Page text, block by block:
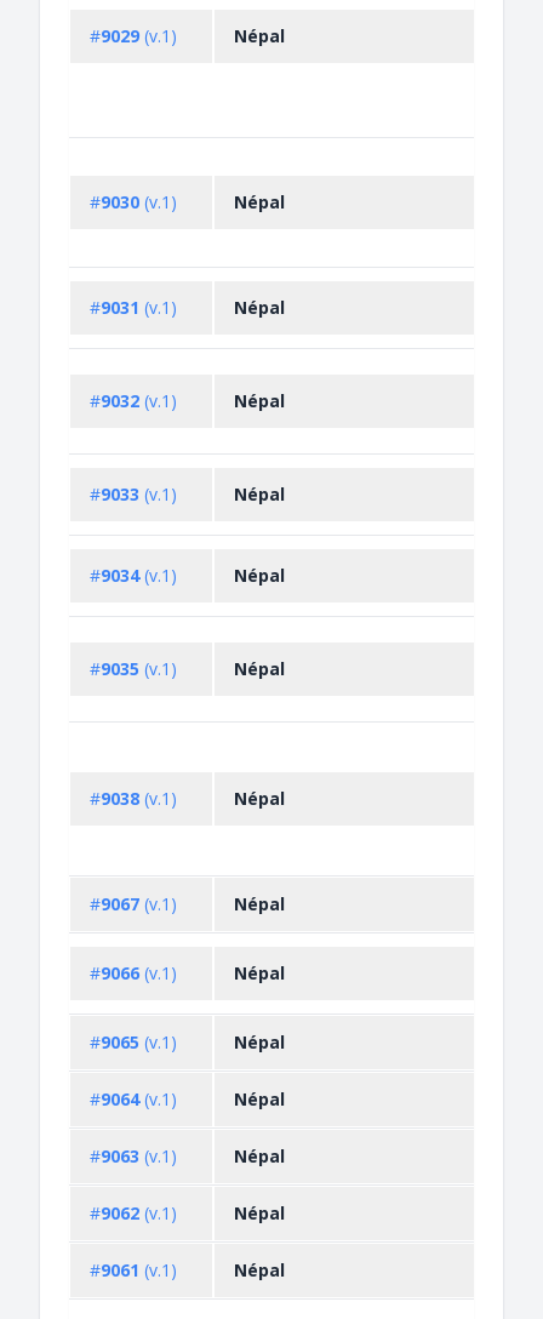
#9029 (v.1) Népal
#9030 (v.1) Népal
#9031 (v.1) Népal
#9032 (v.1) Népal
#9033 (v.1) Népal
#9034(v.1) Népal
#9035 (v.1) Népal
#9038 (v.1) Népal
#9067 (v.1) Népal
#9066 (v.1) Népal
#9065 (v.1) Népal
#9064(v.1) Népal
#9063 (v.1) Népal
#9062 (v.1) Népal
#9061 (v.1) Népal